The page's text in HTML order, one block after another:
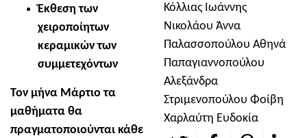
Έκθεση των
χειροποίητων
κεραμικών των
συμμετεχόντων
Τον μήνα Μάρτιο τα
μαθήματα θα
πραγματοποιούνται κάθε
Κόλλιας Ιωάννης
Νικολάου Άννα
Παλασσοπούλου Αθηνά
Παπαγιαννοπούλου
Αλεξάνδρα
Στριμενοπούλου Φοίβη
Χαρλαύτη Ευδοκία